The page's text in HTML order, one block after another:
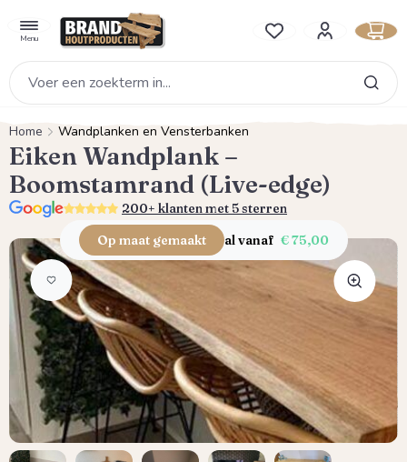
Menu Je hebt 0 items op je
Home Wandplanken en Vensterbanken
Eiken Wandplank –
Boomstamrand (Live-edge)
5.0 200+ klanten met 5 sterren
Afbeeldingengalerij overslaan
Op maat gemaakt al vanaf € 75,00